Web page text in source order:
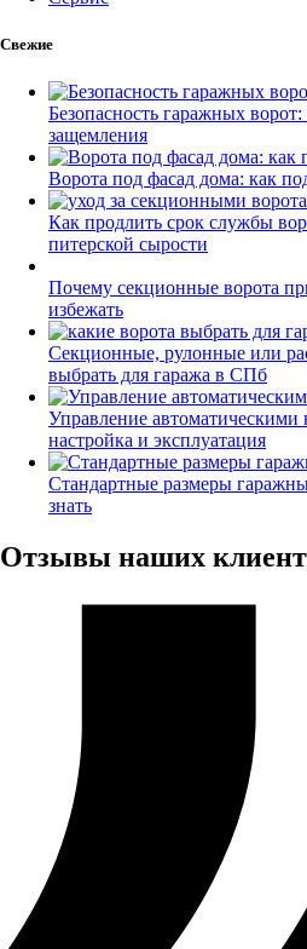
Свежие
Безопасность гаражных
защемления
Ворота под фасад дома: как
Как продлить срок службы
питерской сырости
Почему секционные ворота
избежать
Секционные, рулонные или
выбрать для гаража в СПб
Управление автоматическими
настройка и эксплуатация
Стандартные размеры
знать
Отзывы наших